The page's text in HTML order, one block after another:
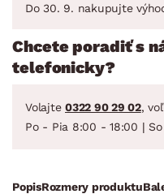
Do 30. 9. nakupujte
Chcete poradiť s
telefonicky?
Volajte 0322 90 29 02,
Po - Pia 8:00 - 18:00 |
PopisRozmery produktu